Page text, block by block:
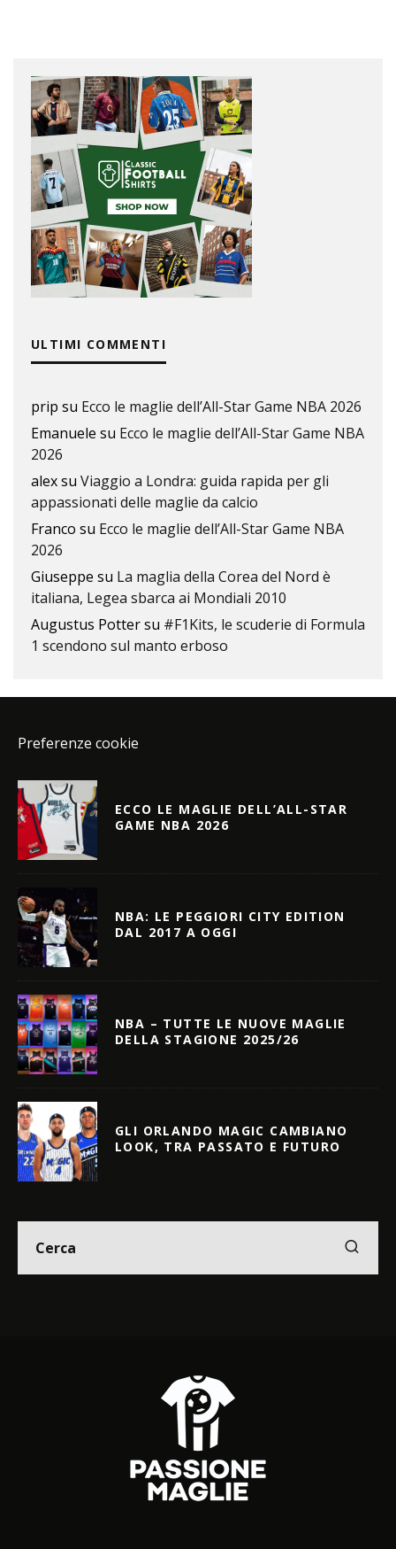
ULTIMI COMMENTI
prip su Ecco le maglie dell’All-Star Game NBA 2026
Emanuele su Ecco le maglie dell’All-Star Game NBA
2026
alexsu Viaggio a Londra: guida rapida per gli
appassionati delle maglie da calcio
Franco su Ecco le maglie dell’All-Star Game NBA
2026
Giuseppe su La maglia della Corea del Nord è
italiana, Legea sbarca ai Mondiali 2010
Augustus Pottersu #F1Kits, le scuderie di Formula
1 scendono sul manto erboso
Preferenze cookie
ECCO LE MAGLIE DELL’ALL-STAR
GAME NBA 2026
NBA: LE PEGGIORI CITY EDITION
DAL 2017 A OGGI
NBA – TUTTE LE NUOVE MAGLIE
DELLA STAGIONE 2025/26
GLI ORLANDO MAGIC CAMBIANO
LOOK, TRA PASSATO E FUTURO